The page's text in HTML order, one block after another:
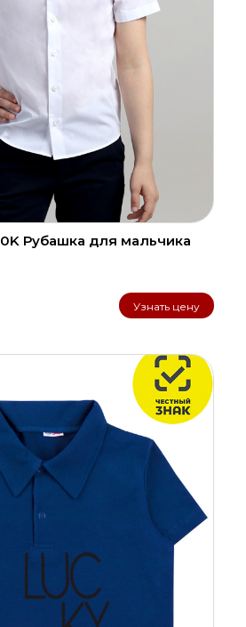
Рубашка для мальчика
Узнать цену